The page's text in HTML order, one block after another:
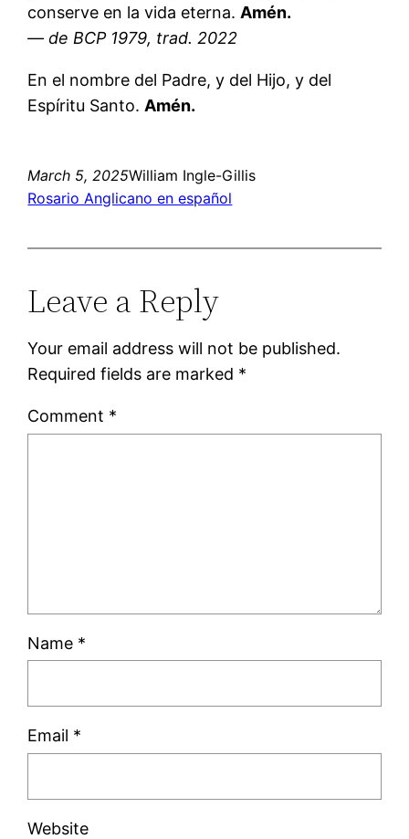
conserve en la vida eterna.Amén.
— de BCP 1979, trad. 2022
En el nombre del Padre, y del Hijo, y del
Espíritu Santo.Amén.
March 5, 2025William Ingle-Gillis
Rosario Anglicano en español
Leave a Reply
Your email address will not be published.
Required fields are marked *
Comment *
Name *
Email *
Website